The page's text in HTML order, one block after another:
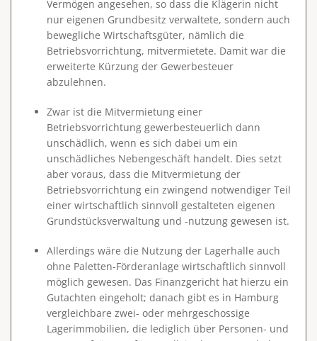
Vermögen angesehen, so dass die Klägerin nicht
nur eigenen Grundbesitz verwaltete, sondern auch
bewegliche Wirtschaftsgüter, nämlich die
Betriebsvorrichtung, mitvermietete. Damit war die
erweiterte Kürzung der Gewerbesteuer
abzulehnen.
Zwar ist die Mitvermietung einer
Betriebsvorrichtung gewerbesteuerlich dann
unschädlich, wenn es sich dabei um ein
unschädliches Nebengeschäft handelt. Dies setzt
aber voraus, dass die Mitvermietung der
Betriebsvorrichtung ein zwingend notwendiger Teil
einer wirtschaftlich sinnvoll gestalteten eigenen
Grundstücksverwaltung und -nutzung gewesen ist.
Allerdings wäre die Nutzung der Lagerhalle auch
ohne Paletten-Förderanlage wirtschaftlich sinnvoll
möglich gewesen. Das Finanzgericht hat hierzu ein
Gutachten eingeholt; danach gibt es in Hamburg
vergleichbare zwei- oder mehrgeschossige
Lagerimmobilien, die lediglich über Personen- und